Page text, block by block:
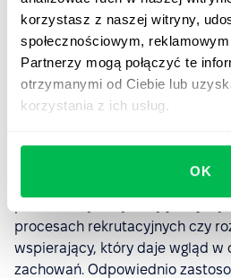
korzystasz z naszej witryny,
społecznościowym,
Partnerzy mogą połączyć te
otrzymanymi od Ciebie lub
korzystania z ich usług.
OK
przypadkach przypisanie do
odzwierciedlać złożoności
Nasza ocena testu
procesach rekrutacyjnych czy
wspierający, który daje wgląd w
zachowań. Odpowiednio